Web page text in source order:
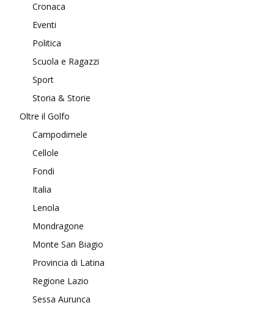
Cronaca
Eventi
Politica
Scuola e Ragazzi
Sport
Storia & Storie
Oltre il Golfo
Campodimele
Cellole
Fondi
Italia
Lenola
Mondragone
Monte San Biagio
Provincia di Latina
Regione Lazio
Sessa Aurunca